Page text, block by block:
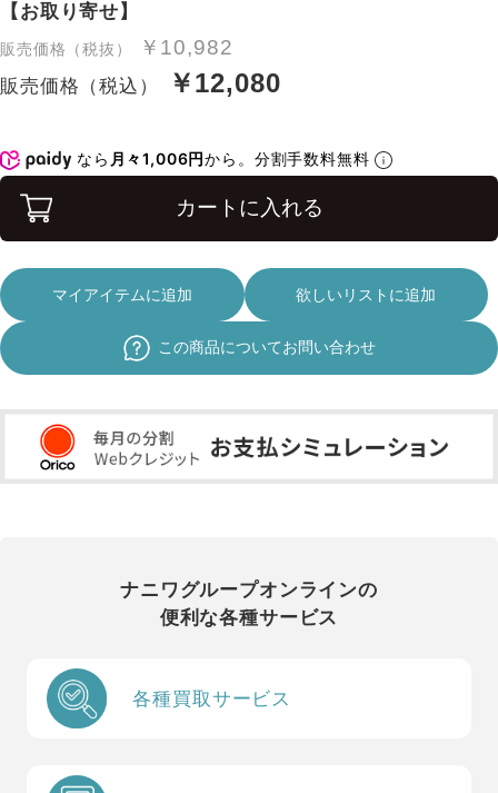
【お取り寄せ】
販売価格（税抜） ￥10,982
販売価格（税込） ￥12,080
なら 月々1,006円から。分割手数料無料
カートに入れる
マイアイテムに追加 欲しいリストに追加
この商品についてお問い合わせ
ナニワグループオンラインの
便利な各種サービス
各種買取サービス